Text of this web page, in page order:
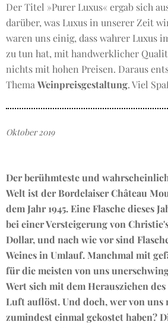
Der Titel »Purer Luxus« ergab sich
darüber, was Luxus in unserer Zeit
waren uns einig, dass wahrer Luxus
zu tun hat, mit handwerklicher
nichts mit hohen Preisen. Daraus
Thema Weinpreisgestaltung. Viel
Oktober 2019
Der berühmteste und
Welt ist der Bordelaiser Château
dem Jahr 1945. Eine Flasche dieses
bei einer Versteigerung von
Dollar, und nach wie vor sind
Weines in Umlauf. Manchmal mit
für die meisten von uns
Wert sich mit dem Herausziehen
Luft auflöst. Und doch, wer von
zumindest einmal gekostet haben?